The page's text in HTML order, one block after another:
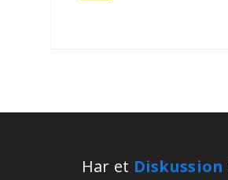
Har et Diskussion